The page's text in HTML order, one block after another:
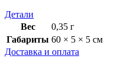
Детали
Вес
0,35 г
Габариты 60 × 5 × 5 см
Доставка и оплата